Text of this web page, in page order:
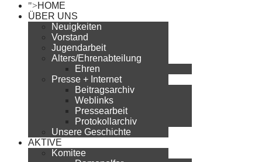
">HOME
ÜBER UNS
Neuigkeiten
Vorstand
Jugendarbeit
Alters/Ehrenabteilung
Ehren
Presse + Internet
Beitragsarchiv
Weblinks
Pressearbeit
Protokollarchiv
Unsere Geschichte
AKTIVE
Komitee